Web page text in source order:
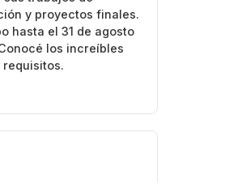
y proyectos finales.
hasta el 31 de agosto
los increíbles
requisitos.